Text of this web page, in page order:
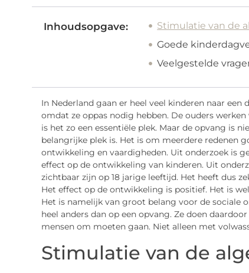
Inhoudsopgave:
Stimulatie van de
Goede
Veelgestelde
In Nederland gaan er heel veel kinderen naar
omdat ze oppas nodig hebben. De ouders
is het zo een essentiële plek. Maar de opvang is
belangrijke plek is. Het is om meerdere redenen
ontwikkeling en vaardigheden. Uit onderzoek is
effect op de ontwikkeling van kinderen. Uit
zichtbaar zijn op 18 jarige leeftijd. Het heeft dus
Het effect op de ontwikkeling is positief. Het is
Het is namelijk van groot belang voor de sociale
heel anders dan op een opvang. Ze doen
mensen om moeten gaan. Niet alleen met
Stimulatie van de